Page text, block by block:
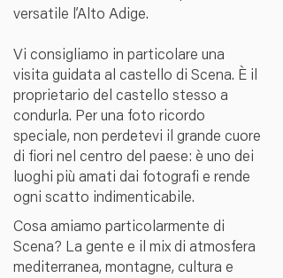
versatile l’Alto Adige.
Vi consigliamo in particolare una
visita guidata al castello di Scena. È il
proprietario del castello stesso a
condurla. Per una foto ricordo
speciale, non perdetevi il grande cuore
di fiori nel centro del paese: è uno dei
luoghi più amati dai fotografi e rende
ogni scatto indimenticabile.
Cosa amiamo particolarmente di
Scena? La gente e il mix di atmosfera
mediterranea, montagne, cultura e